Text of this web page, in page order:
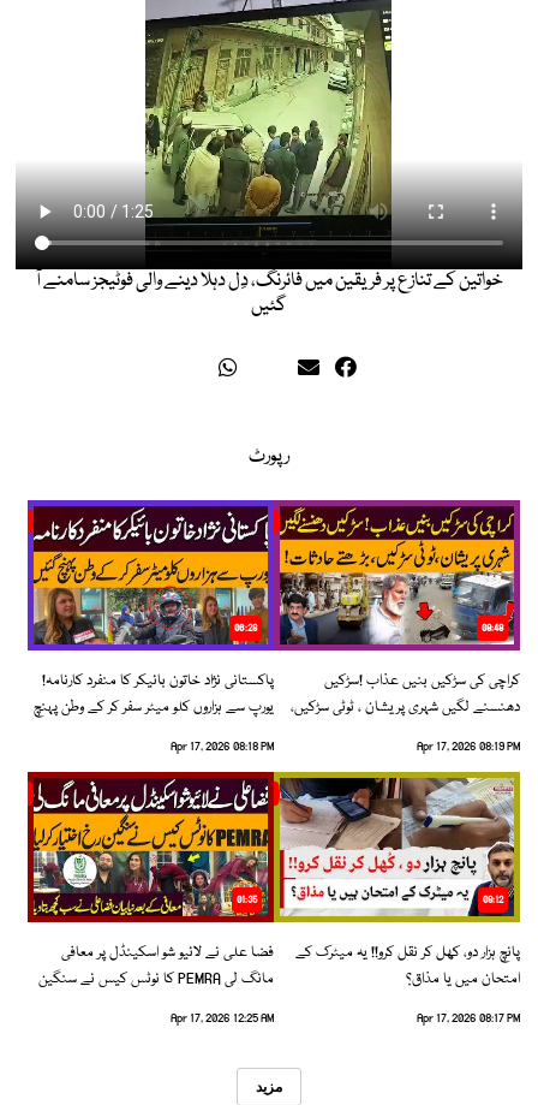
خواتین کے تنازع پر فریقین میں فائرنگ، دِل دہلا دینے والی فوٹیجز سامنے آ
گئیں
رپورٹ
08:48
کراچی کی سڑکیں بنیں عذاب !سڑکیں
دھنسنے لگیں شہری پریشان ، ٹوٹی سڑکیں،
Apr 17, 2026 08:19 PM
06:28
پاکستانی نژاد خاتون بائیکر کا منفرد کارنامہ!
یورپ سے ہزاروں کلو میٹر سفر کر کے وطن پہنچ
Apr 17, 2026 08:18 PM
09:12
پانچ ہزار دو، کھل کر نقل کرو!! یہ میٹرک کے
امتحان میں یا مذاق؟
Apr 17, 2026 08:17 PM
01:35
فضا علی نے لائیو شو اسکینڈل پر معافی
مانگ لی PEMRA کا نوٹس کیس نے سنگین
Apr 17, 2026 12:25 AM
مزید